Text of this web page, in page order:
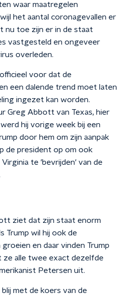
waar maatregelen
het aantal coronagevallen er
nu toe zijn er in de staat
vastgesteld en ongeveer
overleden.
voor dat de
een dalende trend moet laten
ingezet kan worden.
Greg Abbott van Texas, hier
hij vorige week bij een
door hem om zijn aanpak
de president op om ook
te 'bevrijden' van de
ziet dat zijn staat enorm
Trump wil hij ook de
en daar vinden Trump
ze alle twee exact dezelfde
Petersen uit.
blij met de koers van de